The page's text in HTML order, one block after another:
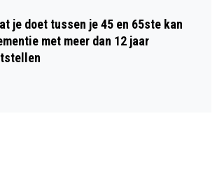
je doet tussen je 45 en 65ste kan
met meer dan 12 jaar